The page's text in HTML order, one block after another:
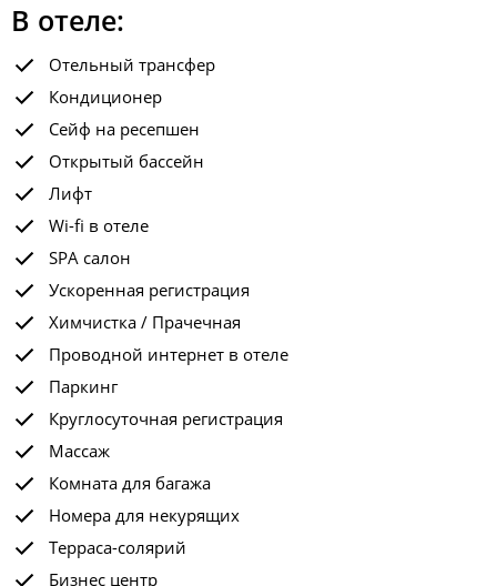
В отеле:
Отельный трансфер
Кондиционер
Сейф на ресепшен
Открытый бассейн
Лифт
Wi-fi в отеле
SPA салон
Ускоренная регистрация
Химчистка / Прачечная
Проводной интернет в отеле
Паркинг
Круглосуточная регистрация
Массаж
Комната для багажа
Номера для некурящих
Терраса-солярий
Бизнес центр